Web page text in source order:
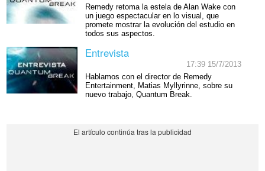
Remedy retoma la estela de Alan Wake con
un juego espectacular en lo visual, que
promete mostrar la evolución del estudio en
todos sus aspectos.
Entrevista
17:39 15/7/2013
Hablamos con el director de Remedy
Entertainment, Matias Myllyrinne, sobre su
nuevo trabajo, Quantum Break.